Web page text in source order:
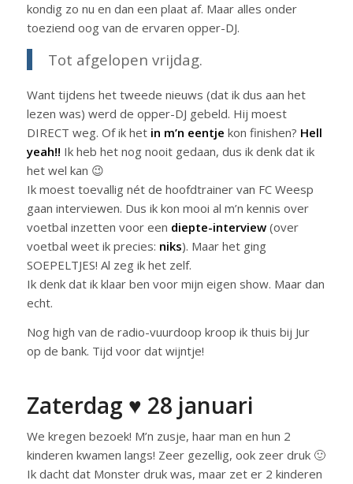
kondig zo nu en dan een plaat af. Maar alles onder
toeziend oog van de ervaren opper-DJ.
Tot afgelopen vrijdag.
Want tijdens het tweede nieuws (dat ik dus aan het
lezen was) werd de opper-DJ gebeld. Hij moest
DIRECT weg. Of ik het in m’n eentje kon finishen? Hell
yeah!! Ik heb het nog nooit gedaan, dus ik denk dat ik
het wel kan 😉
Ik moest toevallig nét de hoofdtrainer van FC Weesp
gaan interviewen. Dus ik kon mooi al m’n kennis over
voetbal inzetten voor een diepte-interview(over
voetbal weet ik precies: niks). Maar het ging
SOEPELTJES! Al zeg ik het zelf.
Ik denk dat ik klaar ben voor mijn eigen show. Maar dan
echt.
Nog high van de radio-vuurdoop kroop ik thuis bij Jur
op de bank. Tijd voor dat wijntje!
Zaterdag ♥ 28 januari
We kregen bezoek! M’n zusje, haar man en hun 2
kinderen kwamen langs! Zeer gezellig, ook zeer druk 🙂
Ik dacht dat Monster druk was, maar zet er 2 kinderen